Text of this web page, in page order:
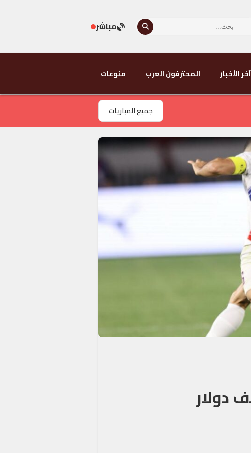
مباشر
آخر الأخبار المحترفون العرب منوعات
جميع المباريات